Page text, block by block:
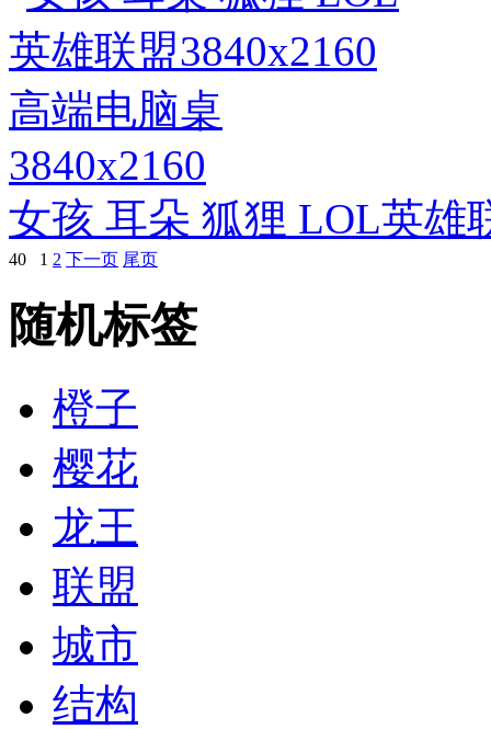
3840x2160
女孩 耳朵 狐狸 LOL英雄
40 1 2 下一页 尾页
随机标签
橙子
樱花
龙王
联盟
城市
结构